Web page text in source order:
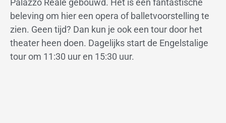
beleving om hier een opera of balletvoorstelling te
zien. Geen tijd? Dan kun je ook een tour door het
theater heen doen. Dagelijks start de Engelstalige
tour om 11:30 uur en 15:30 uur.